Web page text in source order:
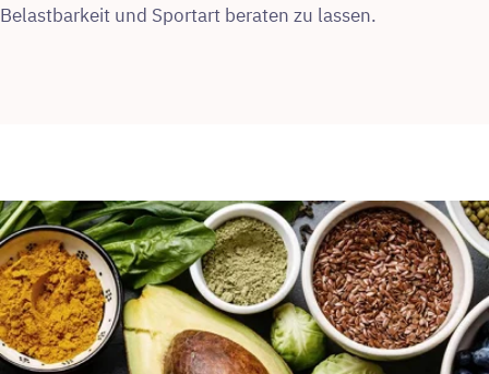
Belastbarkeit und Sportart beraten zu lassen.